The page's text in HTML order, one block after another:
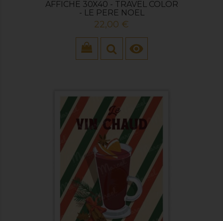
AFFICHE 30X40 - TRAVEL COLOR
- LE PERE NOEL
Prix
22,00 €
